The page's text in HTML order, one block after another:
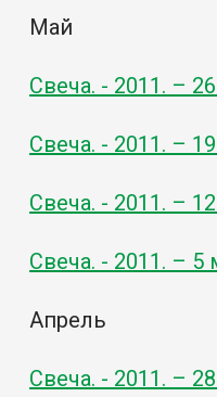
Май
Свеча. - 2011. –
Свеча. - 2011. –
Свеча. - 2011. –
Свеча. - 2011. – 5
Апрель
Свеча. - 2011. –